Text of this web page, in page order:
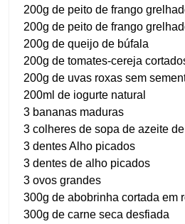
200g de peito de frango
200g de peito de frango
200g de queijo de búfala
200g de tomates-cereja
200g de uvas roxas sem
200ml de iogurte natural
3 bananas maduras
3 colheres de sopa de azeite
3 dentes Alho picados
3 dentes de alho picados
3 ovos grandes
300g de abobrinha cortada em
300g de carne seca desfiada